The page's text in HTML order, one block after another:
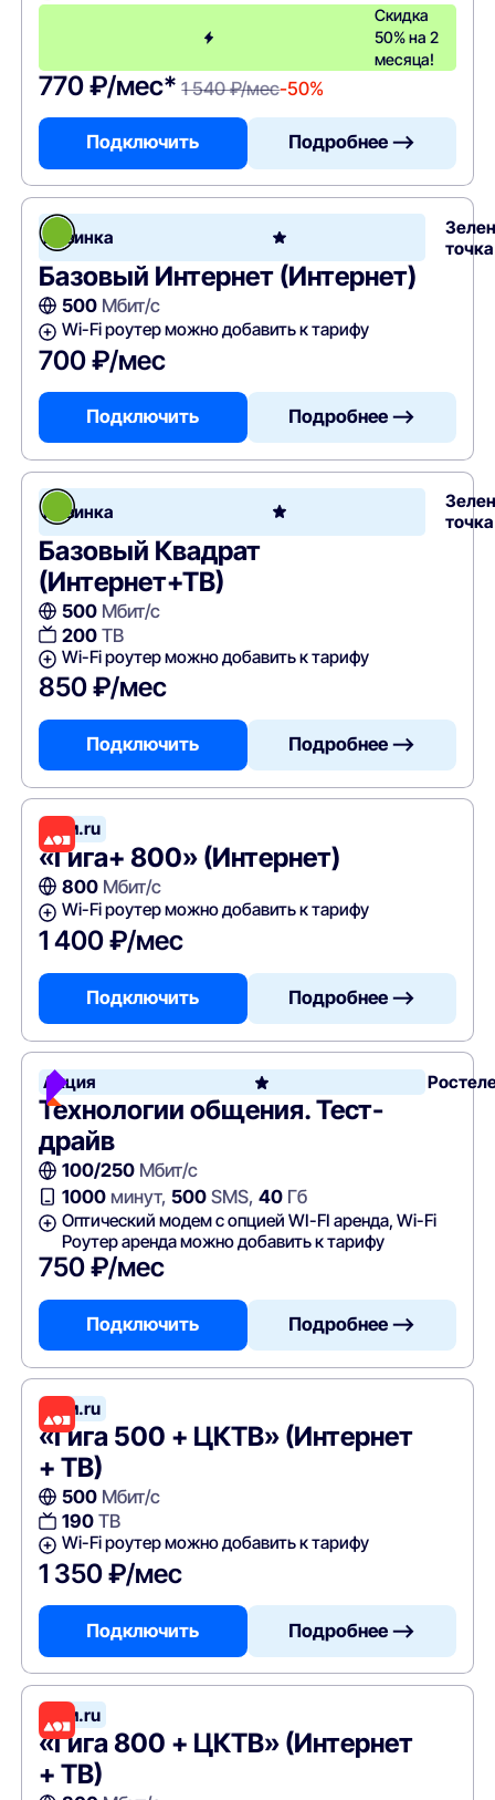
Скидка
50% на 2
месяца!
770 ₽/мес* 1 540 ₽/мес-50%
Подключить Подробнее —>
Новинка
точка
Базовый Интернет (Интернет)
500Мбит/с
Wi-Fi роутер можно добавить к тарифу
700 ₽/мес
Подключить Подробнее —>
Новинка
точка
Базовый Квадрат
(Интернет+ТВ)
500Мбит/с
200ТВ
Wi-Fi роутер можно добавить к тарифу
850 ₽/мес
Подключить Подробнее —>
Дом.ru
«Гига+ 800» (Интернет)
800Мбит/с
Wi-Fi роутер можно добавить к тарифу
1 400 ₽/мес
Подключить Подробнее —>
Акция
Технологии общения. Тест-
драйв
100/250Мбит/с
1000минут, 500SMS, 40Гб
Оптический модем с опцией WI-FI аренда, Wi-Fi
Роутер аренда можно добавить к тарифу
750 ₽/мес
Подключить Подробнее —>
Дом.ru
«Гига 500 + ЦКТВ» (Интернет
+ ТВ)
500Мбит/с
190ТВ
Wi-Fi роутер можно добавить к тарифу
1 350 ₽/мес
Подключить Подробнее —>
Дом.ru
«Гига 800 + ЦКТВ» (Интернет
+ ТВ)